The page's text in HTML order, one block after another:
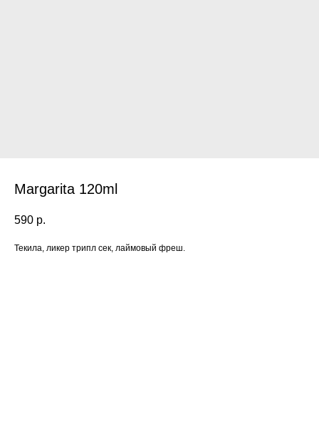
Margarita 120ml
590 р.
Текила, ликер трипл сек, лаймовый фреш.